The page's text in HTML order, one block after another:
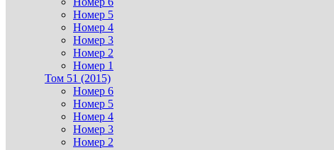
Номер 5
Номер 4
Номер 3
Номер 2
Номер 1
Том 51 (2015)
Номер 6
Номер 5
Номер 4
Номер 3
Номер 2